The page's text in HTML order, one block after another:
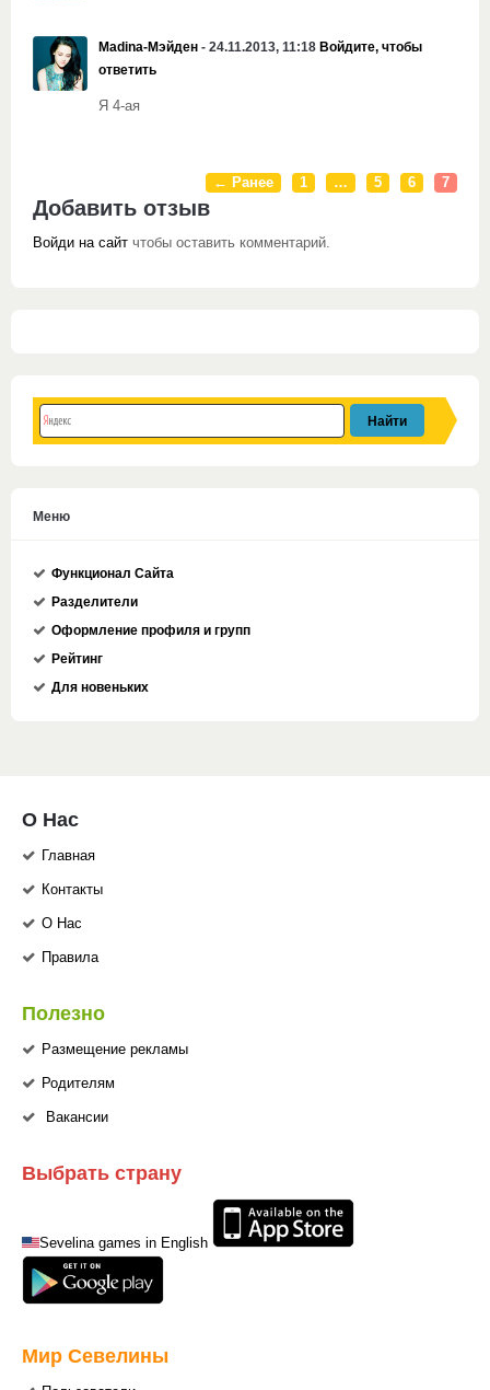
Madina-Мэйден - 24.11.2013, 11:18 Войдите, чтобы
ответить
Я 4-ая
← Ранее 1 … 5 6 7
Добавить отзыв
Войди на сайт чтобы оставить комментарий.
Меню
Функционал Сайта
Разделители
Оформление профиля и групп
Рейтинг
Для новеньких
О Нас
Главная
Контакты
О Нас
Правила
Полезно
Размещение рекламы
Родителям
Вакансии
Выбрать страну
Sevelina games in English
Мир Севелины